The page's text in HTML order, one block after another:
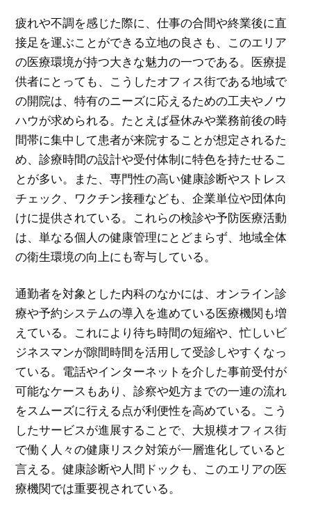
疲れや不調を感じた際に、仕事の合間や終業後に直
接足を運ぶことができる立地の良さも、このエリア
の医療環境が持つ大きな魅力の一つである。医療提
供者にとっても、こうしたオフィス街である地域で
の開院は、特有のニーズに応えるための工夫やノウ
ハウが求められる。たとえば昼休みや業務前後の時
間帯に集中して患者が来院することが想定されるた
め、診療時間の設計や受付体制に特色を持たせるこ
とが多い。また、専門性の高い健康診断やストレス
チェック、ワクチン接種なども、企業単位や団体向
けに提供されている。これらの検診や予防医療活動
は、単なる個人の健康管理にとどまらず、地域全体
の衛生環境の向上にも寄与している。
通勤者を対象とした内科のなかには、オンライン診
療や予約システムの導入を進めている医療機関も増
えている。これにより待ち時間の短縮や、忙しいビ
ジネスマンが隙間時間を活用して受診しやすくなっ
ている。電話やインターネットを介した事前受付が
可能なケースもあり、診察や処方までの一連の流れ
をスムーズに行える点が利便性を高めている。こう
したサービスが進展することで、大規模オフィス街
で働く人々の健康リスク対策が一層進化していると
言える。健康診断や人間ドックも、このエリアの医
療機関では重要視されている。